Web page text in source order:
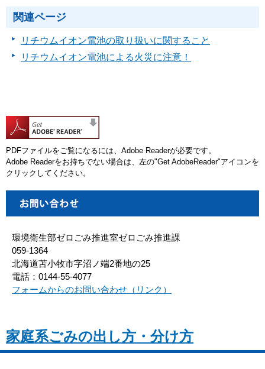
関連ページ
リチウムイオン電池の取り扱いに関すること
リチウムイオン電池による火災に注意！
PDFファイルをご覧になるには、Adobe Readerが必要です。
Adobe Readerをお持ちでない場合は、左の"Get AdobeReader"アイコンを
クリックしてください。
環境衛生部ゼロごみ推進室ゼロごみ推進課
059-1364
北海道苫小牧市字沼ノ端2番地の25
電話：0144-55-4077
フォームからのお問い合わせ（リンク）
家庭系ごみの出し方・分け方